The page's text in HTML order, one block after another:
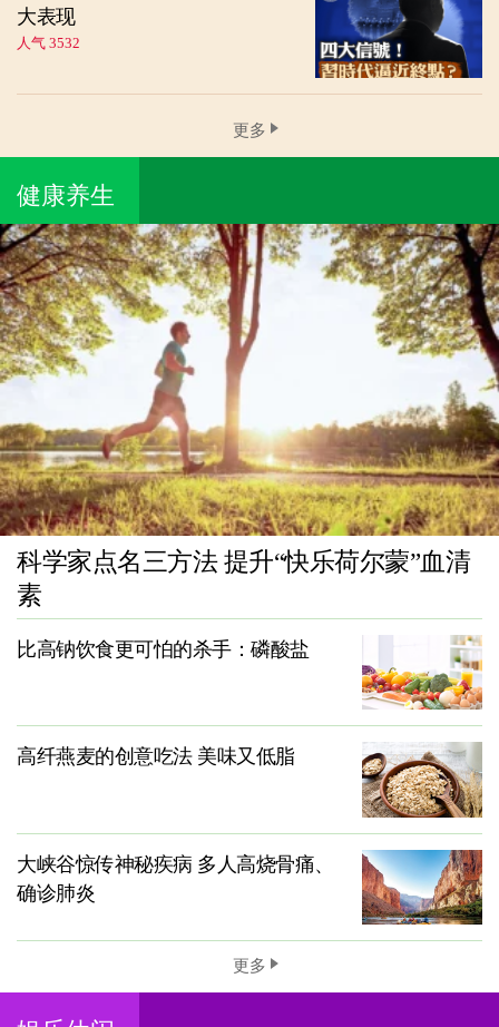
大表现
人气 3532
更多
健康养生
科学家点名三方法 提升“快乐荷尔蒙”血清
素
比高钠饮食更可怕的杀手：磷酸盐
高纤燕麦的创意吃法 美味又低脂
大峡谷惊传神秘疾病 多人高烧骨痛、
确诊肺炎
更多